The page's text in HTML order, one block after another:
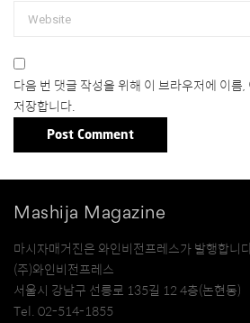
다음 번 댓글 작성을 위해 이 브라우저에 이름
저장합니다.
Mashija Magazine
마시자매거진은 와인비전프레스가 발행합니
(주)와인비전프레스
서울시 강남구 선릉로 135길 12 4층(논현동)
Tel. 02-514-1855